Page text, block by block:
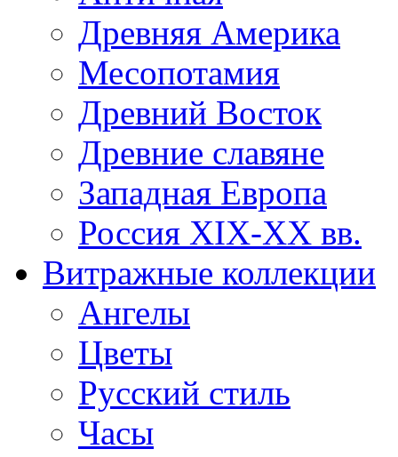
Древняя Америка
Месопотамия
Древний Восток
Древние славяне
Западная Европа
Россия XIX-XX вв.
Витражные коллекции
Ангелы
Цветы
Русский стиль
Часы